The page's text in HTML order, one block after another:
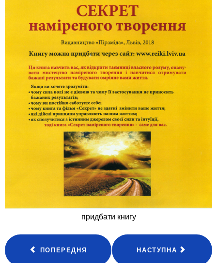
придбати книгу
ПОПЕРЕДНЯ НАСТУПНА